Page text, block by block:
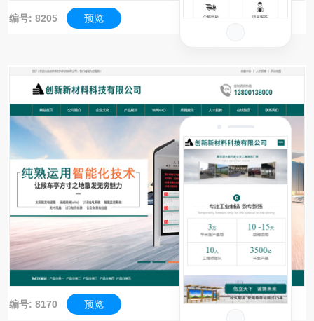
编号: 8205 预览
编号: 8170 预览